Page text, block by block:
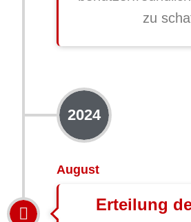
zu
2024
August
Erteilung